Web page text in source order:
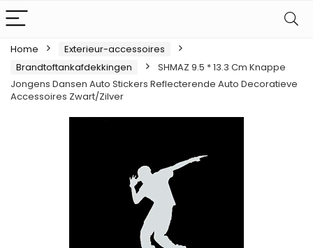
Home
Exterieur-accessoires
Brandtoftankafdekkingen
SHMAZ 9.5 * 13.3 Cm Knappe
Jongens Dansen Auto Stickers Reflecterende Auto Decoratieve
Accessoires Zwart/Zilver